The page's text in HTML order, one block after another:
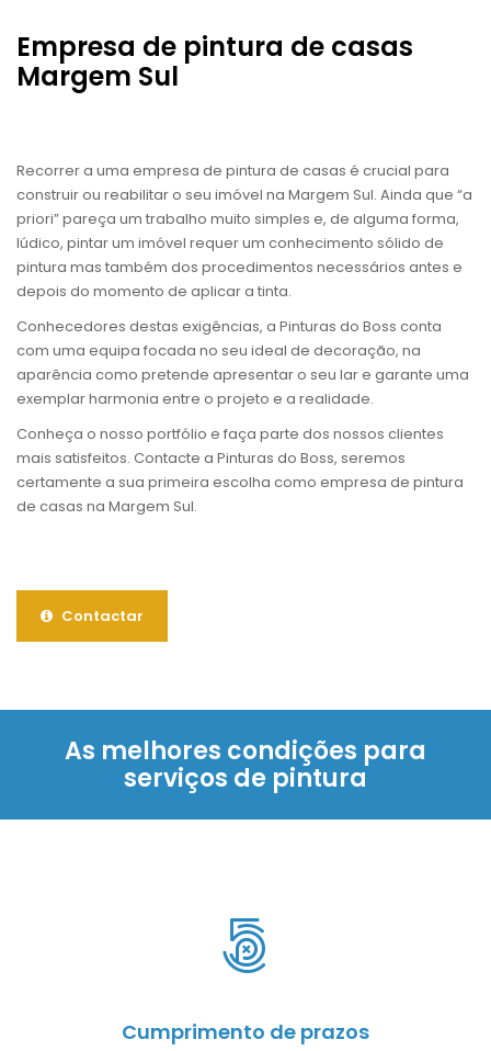
Empresa de pintura de casas
Margem Sul
Recorrer a uma empresa de pintura de casas é crucial para
construir ou reabilitar o seu imóvel na Margem Sul. Ainda que “a
priori” pareça um trabalho muito simples e, de alguma forma,
lúdico, pintar um imóvel requer um conhecimento sólido de
pintura mas também dos procedimentos necessários antes e
depois do momento de aplicar a tinta.
Conhecedores destas exigências, a Pinturas do Boss conta
com uma equipa focada no seu ideal de decoração, na
aparência como pretende apresentar o seu lar e garante uma
exemplar harmonia entre o projeto e a realidade.
Conheça o nosso portfólio e faça parte dos nossos clientes
mais satisfeitos. Contacte a Pinturas do Boss, seremos
certamente a sua primeira escolha como empresa de pintura
de casas na Margem Sul.
Contactar
As melhores condições para
serviços de pintura
Cumprimento de prazos